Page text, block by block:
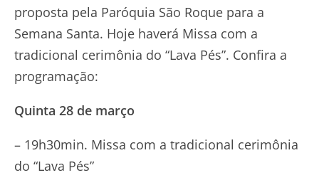
proposta pela Paróquia São Roque para a
Semana Santa. Hoje haverá Missa com a
tradicional cerimônia do “Lava Pés”. Confira a
programação:
Quinta 28 de março
– 19h30min. Missa com a tradicional cerimônia
do “Lava Pés”